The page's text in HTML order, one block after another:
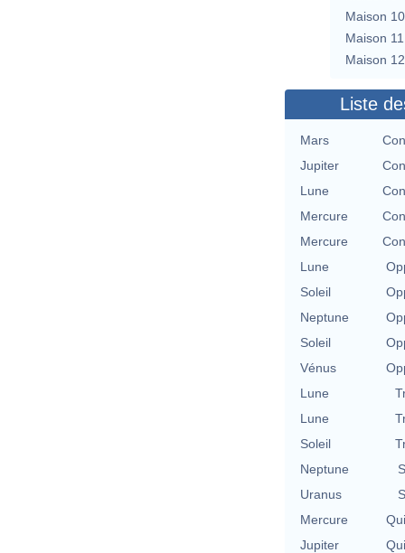
Maison 10
Maison 11
Maison 12
Liste
Mars
Jupiter
Lune
Mercure
Mercure
Lune
Soleil
Neptune
Soleil
Vénus
Lune
Lune
Soleil
Neptune
Uranus
Mercure
Jupiter